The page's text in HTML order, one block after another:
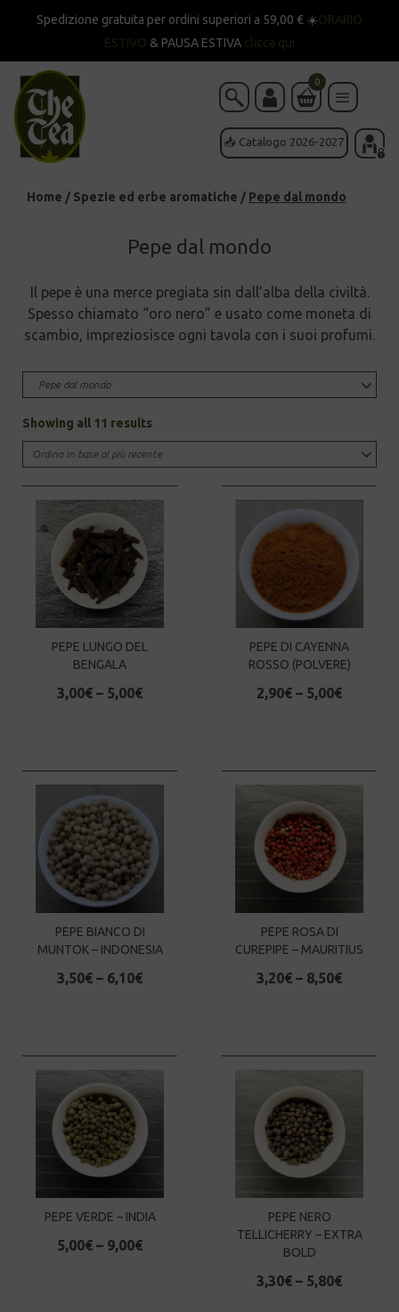
Spedizione gratuita per ordini superiori a 59,00 € ☀️ORARIO
ESTIVO & PAUSA ESTIVA clicca qui
📥 Catalogo 2026-2027
0
Home / Spezie ed erbe aromatiche / Pepe dal mondo
Pepe dal mondo
Il pepe è una merce pregiata sin dall’alba della civiltà.
Spesso chiamato “oro nero” e usato come moneta di
scambio, impreziosisce ogni tavola con i suoi profumi.
Pepe dal mondo
Showing all 11 resultsSorted
by
latest
PEPE LUNGO DEL
BENGALA
3,00€ – 5,00€
PEPE DI CAYENNA
ROSSO (POLVERE)
2,90€ – 5,00€
PEPE BIANCO DI
MUNTOK – INDONESIA
3,50€ – 6,10€
PEPE ROSA DI
CUREPIPE – MAURITIUS
3,20€ – 8,50€
PEPE VERDE – INDIA
5,00€ – 9,00€
PEPE NERO
TELLICHERRY – EXTRA
BOLD
3,30€ – 5,80€